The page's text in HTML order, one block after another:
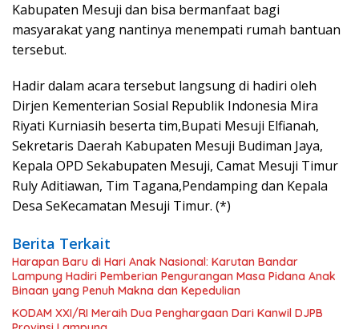
Kabupaten Mesuji dan bisa bermanfaat bagi
masyarakat yang nantinya menempati rumah bantuan
tersebut.
Hadir dalam acara tersebut langsung di hadiri oleh
Dirjen Kementerian Sosial Republik Indonesia Mira
Riyati Kurniasih beserta tim,Bupati Mesuji Elfianah,
Sekretaris Daerah Kabupaten Mesuji Budiman Jaya,
Kepala OPD Sekabupaten Mesuji, Camat Mesuji Timur
Ruly Aditiawan, Tim Tagana,Pendamping dan Kepala
Desa SeKecamatan Mesuji Timur. (*)
Berita Terkait
Harapan Baru di Hari Anak Nasional: Karutan Bandar
Lampung Hadiri Pemberian Pengurangan Masa Pidana Anak
Binaan yang Penuh Makna dan Kepedulian
KODAM XXI/RI Meraih Dua Penghargaan Dari Kanwil DJPB